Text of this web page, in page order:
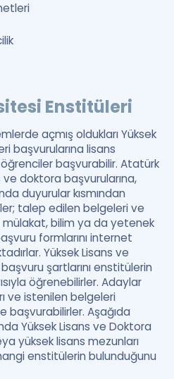
Enstitüleri
açmış oldukları Yüksek
başvurularına lisans
başvurabilir. Atatürk
doktora başvurularına,
duyurular kısmından
talep edilen belgeleri ve
mülakat, bilim ya da yetenek
formlarını internet
Yüksek Lisans ve
şartlarını enstitülerin
öğrenebilirler. Adaylar
ve istenilen belgeleri
Aşağıda
Yüksek Lisans ve Doktora
yüksek lisans mezunları
enstitülerin bulunduğunu